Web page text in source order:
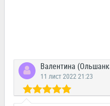
Валентина
11 лист 2022 21:23